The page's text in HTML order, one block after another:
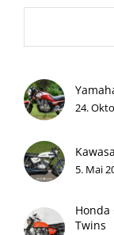
24.
5. Mai
Honda
Twins